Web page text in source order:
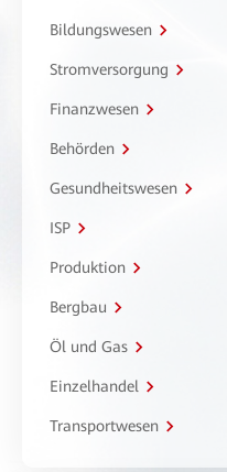
Bildungswesen
Stromversorgung
Finanzwesen
Behörden
Gesundheitswesen
ISP
Produktion
Bergbau
Öl und Gas
Einzelhandel
Transportwesen